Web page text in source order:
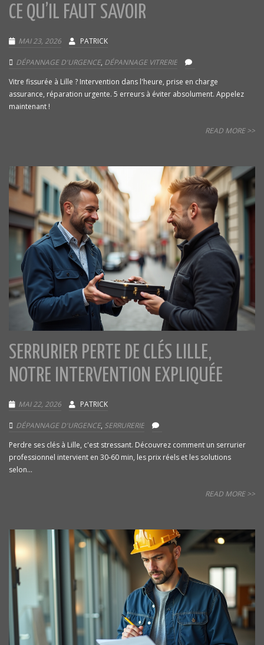
CE QU’IL FAUT SAVOIR
MAI 23, 2026 PATRICK
DÉPANNAGE D'URGENCE, DÉPANNAGE VITRERIE
Vitre fissurée à Lille ? Intervention dans l'heure, prise en charge
assurance, réparation urgente. 5 erreurs à éviter absolument. Appelez
maintenant !
READ MORE >>
SERRURIER PERTE DE CLÉS LILLE,
NOTRE INTERVENTION EXPLIQUÉE
MAI 22, 2026 PATRICK
DÉPANNAGE D'URGENCE, SERRURERIE
Perdre ses clés à Lille, c'est stressant. Découvrez comment un serrurier
professionnel intervient en 30-60 min, les prix réels et les solutions
selon...
READ MORE >>